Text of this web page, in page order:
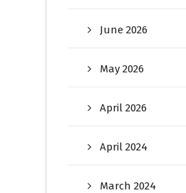
June 2026
May 2026
April 2026
April 2024
March 2024